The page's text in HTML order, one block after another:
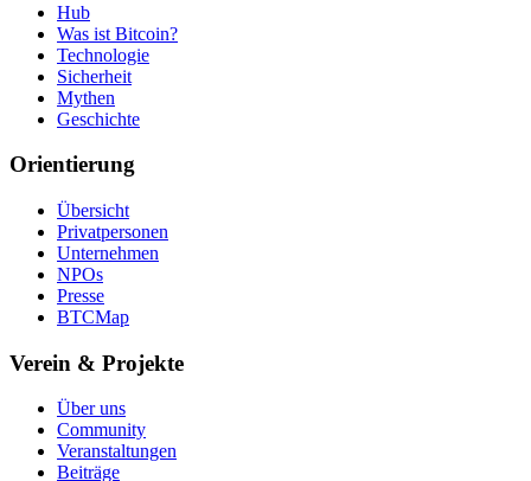
Hub
Was ist Bitcoin?
Technologie
Sicherheit
Mythen
Geschichte
Orientierung
Übersicht
Privatpersonen
Unternehmen
NPOs
Presse
BTCMap
Verein & Projekte
Über uns
Community
Veranstaltungen
Beiträge